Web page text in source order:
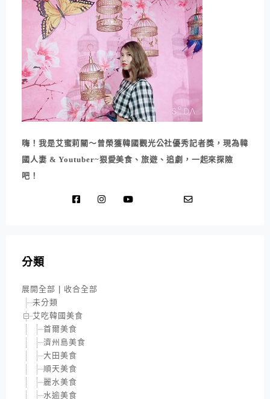
嗨！我是艾蜜莉關～曾榮獲韓國觀光公社優秀記者獎，現為韓
國人妻 & Youtuber~狠愛美食、旅遊、追劇，一起來探險
吧！
分類
展開全部
收合全部
未分類
艾吃韓國美食
首爾美食
濟州島美食
大田美食
順天美食
麗水美食
水逾美食